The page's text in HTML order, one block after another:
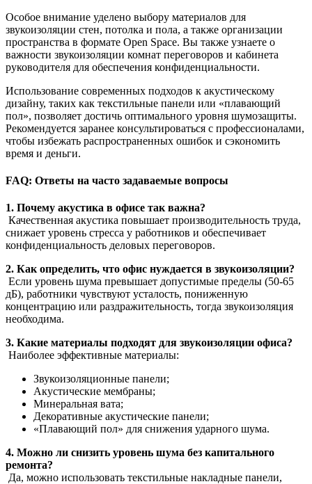
Особое внимание уделено выбору материалов для
звукоизоляции стен, потолка и пола, а также организации
пространства в формате Open Space. Вы также узнаете о
важности звукоизоляции комнат переговоров и кабинета
руководителя для обеспечения конфиденциальности.
Использование современных подходов к акустическому
дизайну, таких как текстильные панели или «плавающий
пол», позволяет достичь оптимального уровня шумозащиты.
Рекомендуется заранее консультироваться с профессионалами,
чтобы избежать распространенных ошибок и сэкономить
время и деньги.
FAQ: Ответы на часто задаваемые вопросы
1. Почему акустика в офисе так важна?
Качественная акустика повышает производительность труда,
снижает уровень стресса у работников и обеспечивает
конфиденциальность деловых переговоров.
2. Как определить, что офис нуждается в звукоизоляции?
Если уровень шума превышает допустимые пределы (50-65
дБ), работники чувствуют усталость, пониженную
концентрацию или раздражительность, тогда звукоизоляция
необходима.
3. Какие материалы подходят для звукоизоляции офиса?
Наиболее эффективные материалы:
Звукоизоляционные панели;
Акустические мембраны;
Минеральная вата;
Декоративные акустические панели;
«Плавающий пол» для снижения ударного шума.
4. Можно ли снизить уровень шума без капитального
ремонта?
Да, можно использовать текстильные накладные панели,